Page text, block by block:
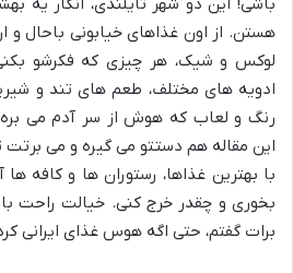
باشی! این دو شهر تایلندی، انگار یه
هستن. از اون غذاهای خیابونی باحال و
لوکس و شیک، هر چیزی که فکرشو
ادویه های مختلف، طعم های تند و
رنگ و لعاب که هوش از سر آدم می
این مقاله هم دستتو می گیره و می برتت
با بهترین غذاها، رستوران ها و کافه
بخوری و چقدر خرج کنی. خیالت راحت
برات گفتم، حتی اگه هوس غذای ایرانی